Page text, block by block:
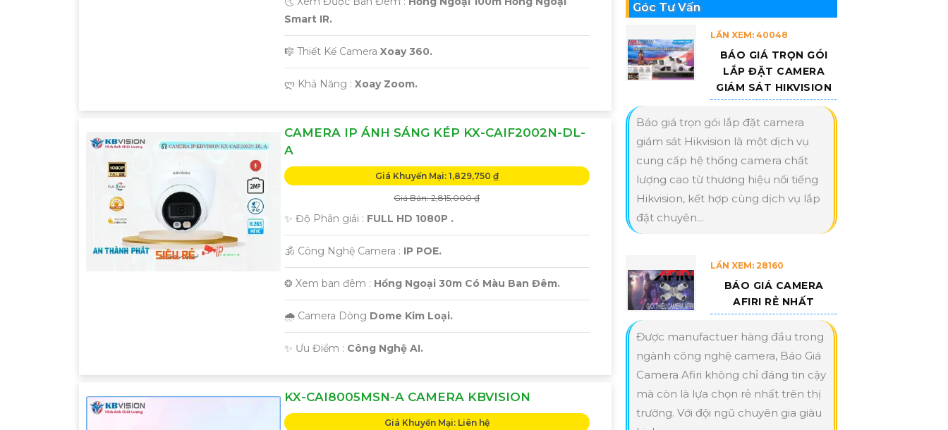
Smart IR.
🎼️ Thiết Kế Camera Xoay 360.
️ლ Khả Năng : Xoay Zoom.
CAMERA IP ÁNH SÁNG KÉP KX-CAIF2002N-DL-
A
Giá Khuyến Mại: 1,829,750 ₫
Giá Bán: 2,815,000 ₫
✨ Độ Phân giải : FULL HD 1080P .
🕉️ Công Nghệ Camera : IP POE.
❂ Xem ban đêm : Hồng Ngoại 30m Có Màu Ban Đêm.
🌧️ Camera Dòng Dome Kim Loại.
️✨ Ưu Điểm : Công Nghệ AI.
KX-CAI8005MSN-A CAMERA KBVISION
Giá Khuyến Mại: Liên hệ
Góc Tư Vấn
LẦN XEM: 40048
BÁO GIÁ TRỌN GÓI
LẮP ĐẶT CAMERA
GIÁM SÁT HIKVISION
Báo giá trọn gói lắp đặt camera
giám sát Hikvision là một dịch vụ
cung cấp hệ thống camera chất
lượng cao từ thương hiệu nổi tiếng
Hikvision, kết hợp cùng dịch vụ lắp
đặt chuyên...
LẦN XEM: 28160
BÁO GIÁ CAMERA
AFIRI RẺ NHẤT
Được manufactuer hàng đầu trong
ngành công nghệ camera, Báo Giá
Camera Afiri không chỉ đáng tin cậy
mà còn là lựa chọn rẻ nhất trên thị
trường. Với đội ngũ chuyên gia giàu